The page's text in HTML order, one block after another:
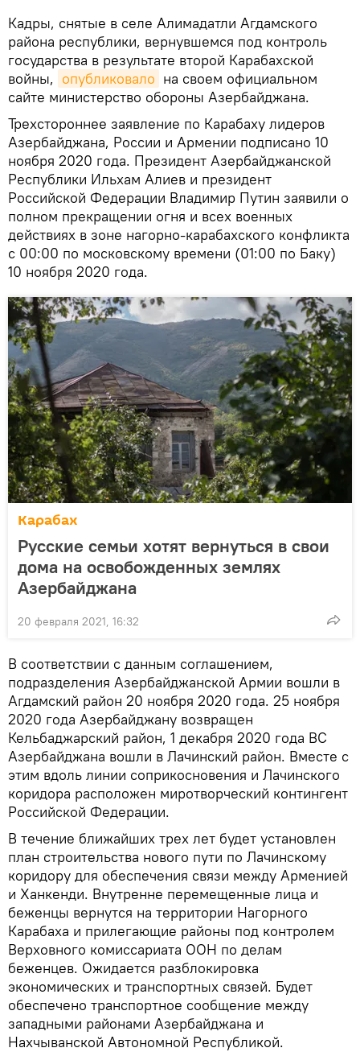
Кадры, снятые в селе Алимадатли Агдамского
района республики, вернувшемся под контроль
государства в результате второй Карабахской
войны, опубликовало на своем официальном
сайте министерство обороны Азербайджана.
Трехстороннее заявление по Карабаху лидеров
Азербайджана, России и Армении подписано 10
ноября 2020 года. Президент Азербайджанской
Республики Ильхам Алиев и президент
Российской Федерации Владимир Путин заявили о
полном прекращении огня и всех военных
действиях в зоне нагорно-карабахского конфликта
с 00:00 по московскому времени (01:00 по Баку)
10 ноября 2020 года.
Карабах
Русские семьи хотят вернуться в свои
дома на освобожденных землях
Азербайджана
20 февраля 2021, 16:32
В соответствии с данным соглашением,
подразделения Азербайджанской Армии вошли в
Агдамский район 20 ноября 2020 года. 25 ноября
2020 года Азербайджану возвращен
Кельбаджарский район, 1 декабря 2020 года ВС
Азербайджана вошли в Лачинский район. Вместе с
этим вдоль линии соприкосновения и Лачинского
коридора расположен миротворческий контингент
Российской Федерации.
В течение ближайших трех лет будет установлен
план строительства нового пути по Лачинскому
коридору для обеспечения связи между Арменией
и Ханкенди. Внутренне перемещенные лица и
беженцы вернутся на территории Нагорного
Карабаха и прилегающие районы под контролем
Верховного комиссариата ООН по делам
беженцев. Ожидается разблокировка
экономических и транспортных связей. Будет
обеспечено транспортное сообщение между
западными районами Азербайджана и
Нахчыванской Автономной Республикой.